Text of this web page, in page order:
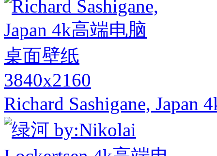
3840x2160
Richard Sashigane,